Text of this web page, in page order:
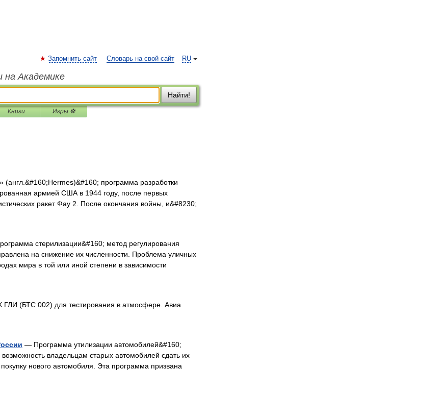
RU
Запомнить сайт Словарь на свой сайт
на Академике
Найти!
Книги Игры ⚽
программа разработки
армией США в 1944 году, после первых
ракет Фау 2. После окончания войны, и&#8230;
стерилизации&#160; метод регулирования
на снижение их численности. Проблема уличных
мира в той или иной степени в зависимости
(БТС 002) для тестирования в атмосфере. Авиа
— Программа утилизации автомобилей&#160;
владельцам старых автомобилей сдать их
нового автомобиля. Эта программа призвана